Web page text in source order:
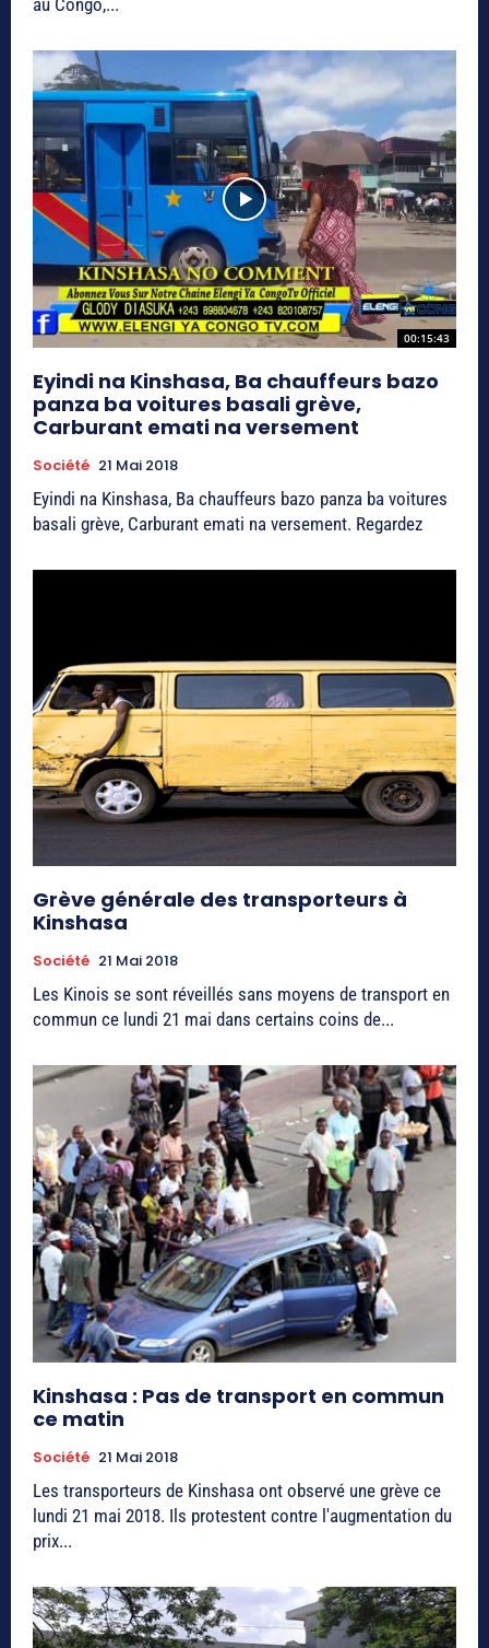
au Congo,...
00:15:43
Eyindi na Kinshasa, Ba chauffeurs bazo
panza ba voitures basali grève,
Carburant emati na versement
Société 21 Mai 2018
Eyindi na Kinshasa, Ba chauffeurs bazo panza ba voitures
basali grève, Carburant emati na versement. Regardez
Grève générale des transporteurs à
Kinshasa
Société 21 Mai 2018
Les Kinois se sont réveillés sans moyens de transport en
commun ce lundi 21 mai dans certains coins de...
Kinshasa : Pas de transport en commun
ce matin
Société 21 Mai 2018
Les transporteurs de Kinshasa ont observé une grève ce
lundi 21 mai 2018. Ils protestent contre l'augmentation du
prix...